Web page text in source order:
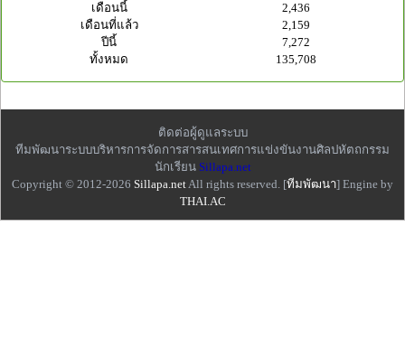
เดือนนี้
2,436
เดือนที่แล้ว
2,159
ปีนี้
7,272
ทั้งหมด
135,708
ติดต่อผู้ดูแลระบบ
ทีมพัฒนาระบบบริหารการจัดการสารสนเทศการแข่งขันงานศิลปหัตถกรรม
นักเรียน Sillapa.net
Copyright © 2012-2026 Sillapa.netAll rights reserved. [ทีมพัฒนา] Engine by
THAI.AC